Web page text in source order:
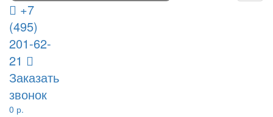
+7
(495)
201-62-
21
Заказать
звонок
0 р.